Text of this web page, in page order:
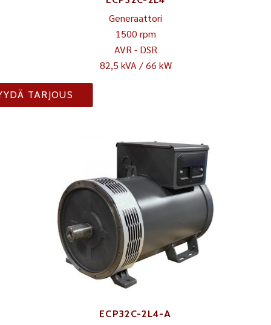
Generaattori
1500 rpm
AVR - DSR
82,5 kVA / 66 kW
TARJOUS
ECP32C-2L4-A